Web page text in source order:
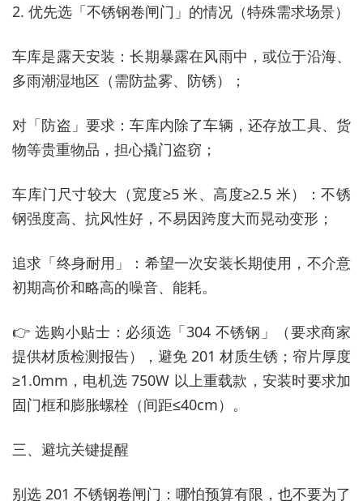
2. 优先选「不锈钢卷闸门」的情况（特殊需求场景）
车库是露天安装：长期暴露在风雨中，或位于沿海、
多雨潮湿地区（需防盐雾、防锈）；
对「防盗」要求：车库内除了车辆，还存放工具、货
物等贵重物品，担心撬门盗窃；
车库门尺寸较大（宽度≥5 米、高度≥2.5 米）：不锈
钢强度高、抗风性好，不易因跨度大而晃动变形；
追求「终身耐用」：希望一次安装长期使用，不介意
初期高价和略高的噪音、能耗。
👉 选购小贴士：必须选「304 不锈钢」（要求商家
提供材质检测报告），避免 201 材质生锈；帘片厚度
≥1.0mm，电机选 750W 以上重载款，安装时要求加
固门框和膨胀螺栓（间距≤40cm）。
三、避坑关键提醒
别选 201 不锈钢卷闸门：哪怕预算有限，也不要为了